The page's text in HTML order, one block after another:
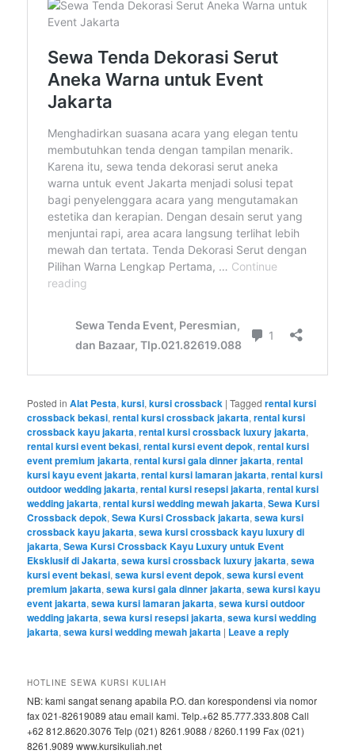
Posted in Alat Pesta,kursi,kursi crossback |Tagged rental kursi
crossback bekasi,rental kursi crossback jakarta,rental kursi
crossback kayu jakarta,rental kursi crossback luxury jakarta,
rental kursi event bekasi,rental kursi event depok,rental kursi
event premium jakarta,rental kursi gala dinner jakarta,rental
kursi kayu event jakarta,rental kursi lamaran jakarta,rental kursi
outdoor wedding jakarta,rental kursi resepsi jakarta,rental kursi
wedding jakarta,rental kursi wedding mewah jakarta,Sewa Kursi
Crossback depok,Sewa Kursi Crossback jakarta,sewa kursi
crossback kayu jakarta,sewa kursi crossback kayu luxury di
jakarta,Sewa Kursi Crossback Kayu Luxury untuk Event
Eksklusif di Jakarta,sewa kursi crossback luxury jakarta,sewa
kursi event bekasi,sewa kursi event depok,sewa kursi event
premium jakarta,sewa kursi gala dinner jakarta,sewa kursi kayu
event jakarta,sewa kursi lamaran jakarta,sewa kursi outdoor
wedding jakarta,sewa kursi resepsi jakarta,sewa kursi wedding
jakarta,sewa kursi wedding mewah jakarta | Leave a reply
HOTLINE SEWA KURSI KULIAH
NB: kami sangat senang apabila P.O. dan korespondensi via nomor
fax 021-82619089 atau email kami. Telp.+62 85.777.333.808 Call
+62 812.8620.3076 Telp (021) 8261.9088 / 8260.1199 Fax (021)
8261.9089 www.kursikuliah.net